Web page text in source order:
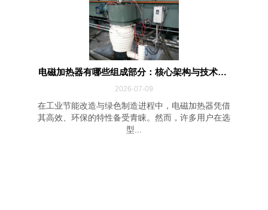
电磁加热器有哪些组成部分：核心架构与技术解...
2026-07-09
在工业节能改造与绿色制造进程中，电磁加热器凭借
其高效、环保的特性备受青睐。然而，许多用户在选
型...